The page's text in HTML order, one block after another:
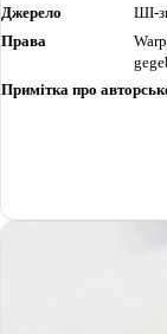
Джерело
ШІ-
Права
Примітка про